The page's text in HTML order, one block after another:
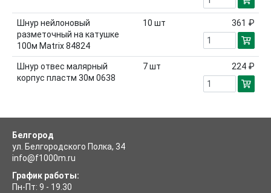
Шнур нейлоновый
разметочный на катушке
100м Matrix 84824
10 шт 361 ₽
Шнур отвес малярный
корпус пластм 30м 0638
7шт 224 ₽
Белгород
ул. Белгородского Полка, 34
info@f1000m.ru
График работы:
Пн-Пт: 9 - 19.30